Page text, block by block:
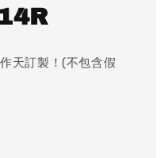
天訂製！(不包含假